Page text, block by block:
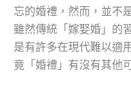
忘的婚禮，然而，並不
雖然傳統「嫁娶婚」的
是有許多在現代難以適
竟「婚禮」有沒有其他